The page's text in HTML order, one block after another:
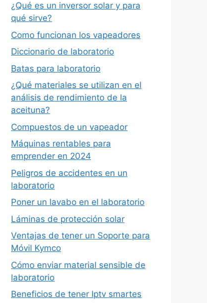
¿Qué es un inversor solar y para
qué sirve?
Como funcionan los vapeadores
Diccionario de laboratorio
Batas para laboratorio
¿Qué materiales se utilizan en el
análisis de rendimiento de la
aceituna?
Compuestos de un vapeador
Máquinas rentables para
emprender en 2024
Peligros de accidentes en un
laboratorio
Poner un lavabo en el laboratorio
Láminas de protección solar
Ventajas de tener un Soporte para
Móvil Kymco
Cómo enviar material sensible de
laboratorio
Beneficios de tener Iptv smartes